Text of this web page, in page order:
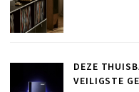
DEZE
VEILIGSTE